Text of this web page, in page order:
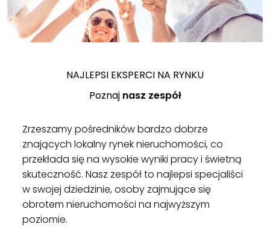
NAJLEPSI EKSPERCI NA RYNKU
Poznaj nasz zespół
Zrzeszamy pośredników bardzo dobrze
znających lokalny rynek nieruchomości, co
przekłada się na wysokie wyniki pracy i świetną
skuteczność. Nasz zespół to najlepsi specjaliści
w swojej dziedzinie, osoby zajmujące się
obrotem nieruchomości na najwyższym
poziomie.